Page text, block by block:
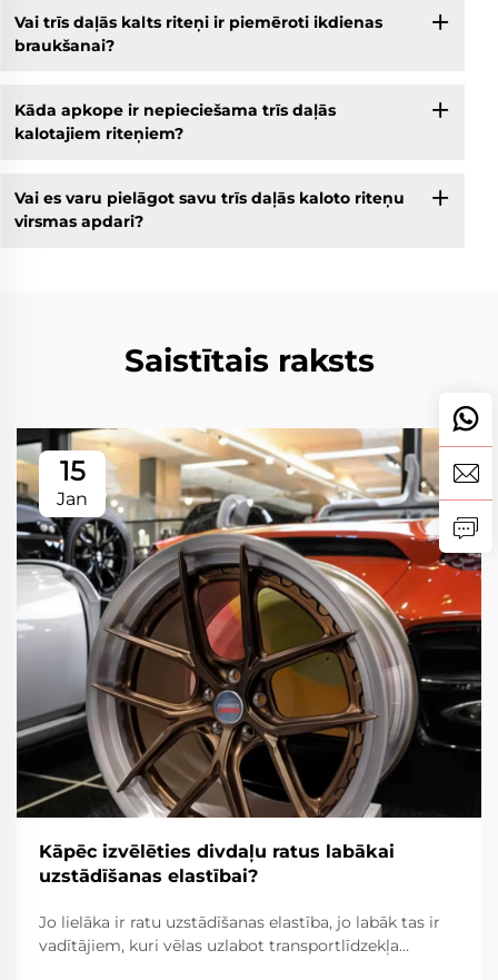
Vai trīs daļās kalts riteņi ir piemēroti ikdienas
braukšanai?
Kāda apkope ir nepieciešama trīs daļās
kalotajiem riteņiem?
Vai es varu pielāgot savu trīs daļās kaloto riteņu
virsmas apdari?
Saistītais raksts
15
Jan
Kāpēc izvēlēties divdaļu ratus labākai
uzstādīšanas elastībai?
Jo lielāka ir ratu uzstādīšanas elastība, jo labāk tas ir
vadītājiem, kuri vēlas uzlabot transportlīdzekļa